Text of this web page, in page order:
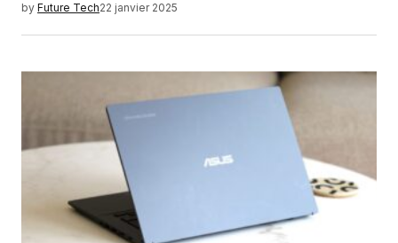
by Future Tech22 janvier 2025